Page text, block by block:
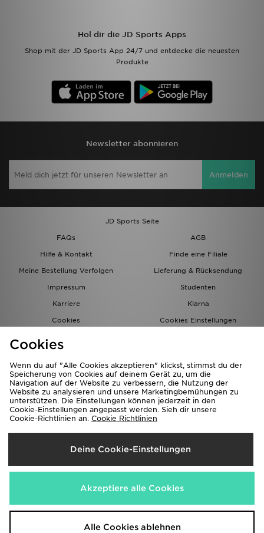
Hol dir die JD Sports Apps
Shop mit der JD Sports App 24/7 und entdecke die neuesten
Produkte
Newsletter abonnieren
Anmelden
JD Sports Seite
FAQs
AGB
Hilfe & Kontakt
Finde eine Filiale
Meine Bestellung Verfolgen
Lieferung & Rücksendung
Impressum
Studenten
Karriere
Klarna
Cookies
Cookies Einstellungen
Lieferung Nach
Deutschland
Wir akzeptieren folgende Zahlungsmethoden
Corporate Website www.jdplc.com
Cookies
Wenn du auf "Alle Cookies akzeptieren" klickst, stimmst du der
Speicherung von Cookies auf deinem Gerät zu, um die
Navigation auf der Website zu verbessern, die Nutzung der
Website zu analysieren und unsere Marketingbemühungen zu
unterstützen. Die Einstellungen können jederzeit in den
Cookie-Einstellungen angepasst werden. Sieh dir unsere
Cookie-Richtlinien an. Cookie Richtlinien
Deine Cookie-Einstellungen
Akzeptiere alle Cookies
Alle Cookies ablehnen